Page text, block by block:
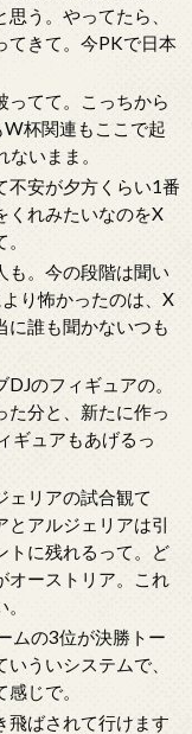
う。やってたら、
てきて。今PKで日本
ってて。こっちから
杯関連もここで起
いまま。
不安が夕方くらい1番
くれみたいなのをX
も。今の段階は聞い
り怖かったのは、X
に誰も聞かないつも
のフィギュアの。
た分と、新たに作っ
ギュアもあげるっ
ェリアの試合観て
とアルジェリアは引
トに残れるって。ど
オーストリア。これ
ムの3位が決勝トー
ういシステムで、
じで。
飛ばされて行けます